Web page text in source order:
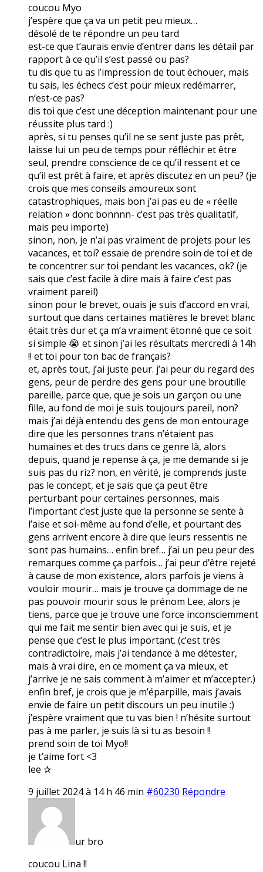
coucou Myo
j’espère que ça va un petit peu mieux…
désolé de te répondre un peu tard
est-ce que t’aurais envie d’entrer dans les détail par
rapport à ce qu’il s’est passé ou pas?
tu dis que tu as l’impression de tout échouer, mais
tu sais, les échecs c’est pour mieux redémarrer,
n’est-ce pas?
dis toi que c’est une déception maintenant pour une
réussite plus tard :)
après, si tu penses qu’il ne se sent juste pas prêt,
laisse lui un peu de temps pour réfléchir et être
seul, prendre conscience de ce qu’il ressent et ce
qu’il est prêt à faire, et après discutez en un peu? (je
crois que mes conseils amoureux sont
catastrophiques, mais bon j’ai pas eu de « réelle
relation » donc bonnnn- c’est pas très qualitatif,
mais peu importe)
sinon, non, je n’ai pas vraiment de projets pour les
vacances, et toi? essaie de prendre soin de toi et de
te concentrer sur toi pendant les vacances, ok? (je
sais que c’est facile à dire mais à faire c’est pas
vraiment pareil)
sinon pour le brevet, ouais je suis d’accord en vrai,
surtout que dans certaines matières le brevet blanc
était très dur et ça m’a vraiment étonné que ce soit
si simple 😭 et sinon j’ai les résultats mercredi à 14h
!! et toi pour ton bac de français?
et, après tout, j’ai juste peur. j’ai peur du regard des
gens, peur de perdre des gens pour une broutille
pareille, parce que, que je sois un garçon ou une
fille, au fond de moi je suis toujours pareil, non?
mais j’ai déjà entendu des gens de mon entourage
dire que les personnes trans n’étaient pas
humaines et des trucs dans ce genre là, alors
depuis, quand je repense à ça, je me demande si je
suis pas du riz? non, en vérité, je comprends juste
pas le concept, et je sais que ça peut être
perturbant pour certaines personnes, mais
l’important c’est juste que la personne se sente à
l’aise et soi-même au fond d’elle, et pourtant des
gens arrivent encore à dire que leurs ressentis ne
sont pas humains… enfin bref… j’ai un peu peur des
remarques comme ça parfois… j’ai peur d’être rejeté
à cause de mon existence, alors parfois je viens à
vouloir mourir… mais je trouve ça dommage de ne
pas pouvoir mourir sous le prénom Lee, alors je
tiens, parce que je trouve une force inconsciemment
qui me fait me sentir bien avec qui je suis, et je
pense que c’est le plus important. (c’est très
contradictoire, mais j’ai tendance à me détester,
mais à vrai dire, en ce moment ça va mieux, et
j’arrive je ne sais comment à m’aimer et m’accepter.)
enfin bref, je crois que je m’éparpille, mais j’avais
envie de faire un petit discours un peu inutile :)
j’espère vraiment que tu vas bien ! n’hésite surtout
pas à me parler, je suis là si tu as besoin !!
prend soin de toi Myo!!
je t’aime fort <3
lee ✰
9 juillet 2024 à 14 h 46 min #60230 Répondre
ur bro
coucou Lina !!